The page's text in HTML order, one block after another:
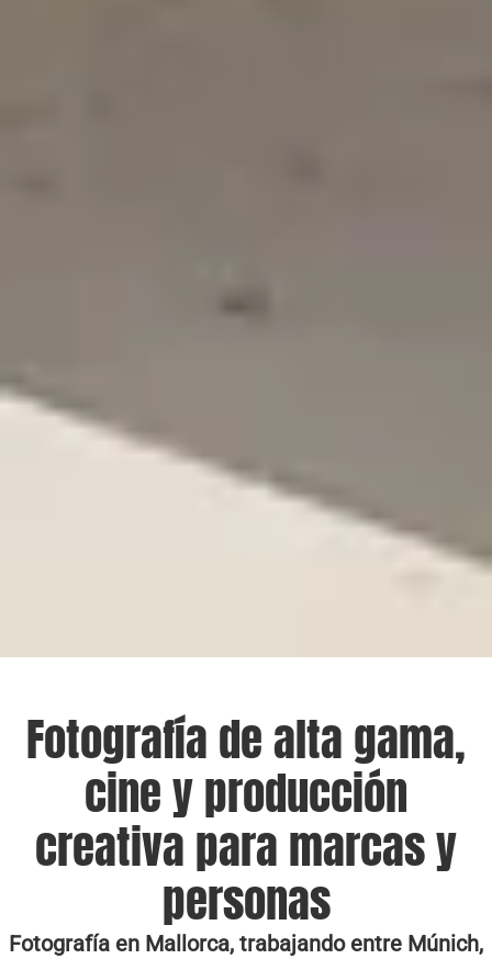
Fotografía de alta gama,
cine y producción
creativa para marcas y
personas
Fotografía en Mallorca, trabajando entre Múnich,